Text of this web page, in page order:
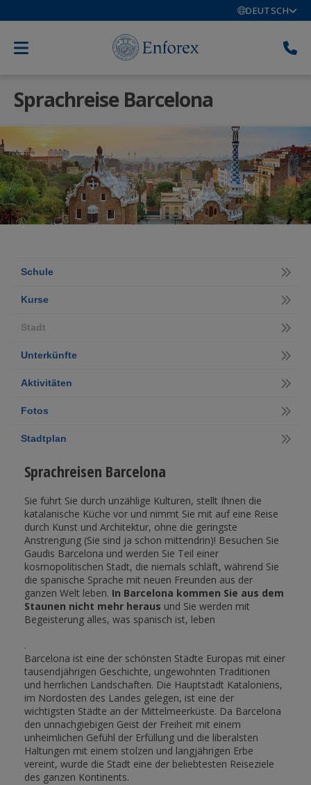
DEUTSCH
Sprachreise Barcelona
Schule
Kurse
Stadt
Unterkünfte
Aktivitäten
Fotos
Stadtplan
Sprachreisen Barcelona
Sie führt Sie durch unzählige Kulturen, stellt Ihnen die
katalanische Küche vor und nimmt Sie mit auf eine Reise
durch Kunst und Architektur, ohne die geringste
Anstrengung (Sie sind ja schon mittendrin)! Besuchen Sie
Gaudis Barcelona und werden Sie Teil einer
kosmopolitischen Stadt, die niemals schläft, während Sie
die spanische Sprache mit neuen Freunden aus der
ganzen Welt leben. In Barcelona kommen Sie aus dem
Staunen nicht mehr heraus und Sie werden mit
Begeisterung alles, was spanisch ist, leben
.
Barcelona ist eine der schönsten Städte Europas mit einer
tausendjährigen Geschichte, ungewohnten Traditionen
und herrlichen Landschaften. Die Hauptstadt Kataloniens,
im Nordosten des Landes gelegen, ist eine der
wichtigsten Städte an der Mittelmeerküste. Da Barcelona
den unnachgiebigen Geist der Freiheit mit einem
unheimlichen Gefühl der Erfüllung und die liberalsten
Haltungen mit einem stolzen und langjährigen Erbe
vereint, wurde die Stadt eine der beliebtesten Reiseziele
des ganzen Kontinents.